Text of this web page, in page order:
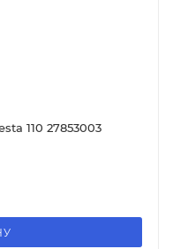
110 27853003